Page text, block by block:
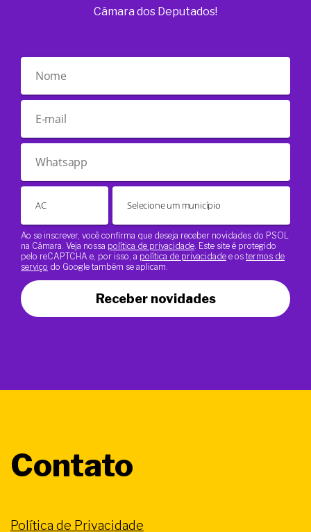
Câmara dos Deputados!
Ao se inscrever, você confirma que deseja receber novidades do PSOL
na Câmara. Veja nossa política de privacidade . Este site é protegido
pelo reCAPTCHA e, por isso, a política de privacidade e os termos de
serviço do Google também se aplicam.
Receber novidades
Contato
Política de Privacidade